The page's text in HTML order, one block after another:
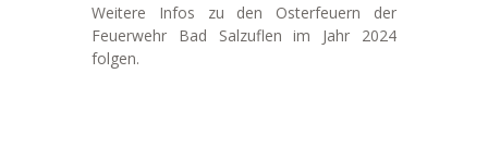
Weitere Infos zu den Osterfeuern der
Feuerwehr Bad Salzuflen im Jahr 2024
folgen.